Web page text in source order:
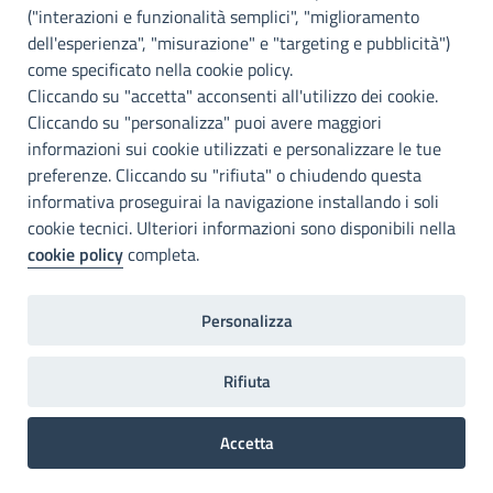
INFO E CONTATTI
I nostri canali social
Accessibilità
Città Metropolitana di Palermo si impegna a rendere il proprio sito
web accessibile, conformemente al D.lgs. 10 agosto 2018, n°106
che ha recepito la direttiva UE 2016/2102 del Parlamento euopeo e
del Consiglio.
Dichiarazione di accessibilità
Preferenze Cookie
("interazioni e funzionalità semplici", "miglioramento
dell'esperienza", "misurazione" e "targeting e pubblicità")
come specificato nella cookie policy.
Cliccando su "accetta" acconsenti all'utilizzo dei cookie.
Cliccando su "personalizza" puoi avere maggiori
informazioni sui cookie utilizzati e personalizzare le tue
preferenze. Cliccando su "rifiuta" o chiudendo questa
informativa proseguirai la navigazione installando i soli
cookie tecnici. Ulteriori informazioni sono disponibili nella
cookie policycompleta.
Personalizza
Rifiuta
Accetta